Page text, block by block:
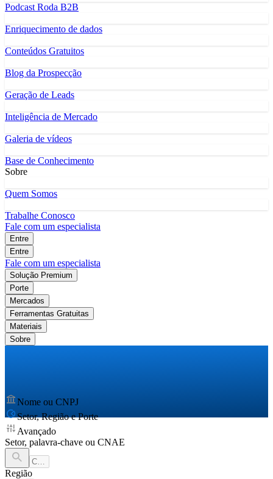
Podcast Roda B2B
Enriquecimento de dados
Conteúdos Gratuitos
Blog da Prospecção
Geração de Leads
Inteligência de Mercado
Galeria de vídeos
Base de Conhecimento
Sobre
Quem Somos
Trabalhe Conosco
Fale com um especialista
Entre
Entre
Fale com um especialista
Solução Premium
Porte
Mercados
Ferramentas Gratuitas
Materiais
Sobre
Nome ou CNPJ
Setor, Região e Porte
Avançado
Setor, palavra-chave ou CNAE
Região